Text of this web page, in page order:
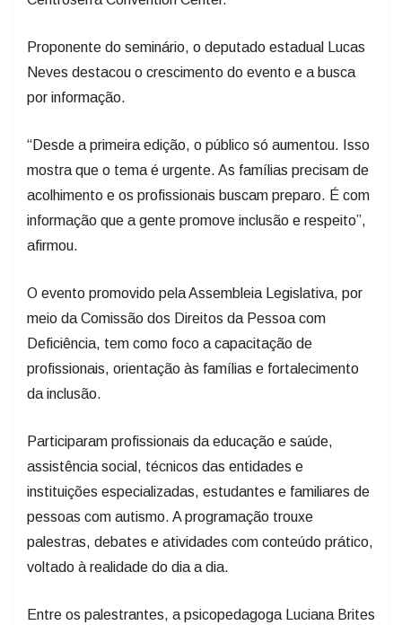
Proponente do seminário, o deputado estadual Lucas
Neves destacou o crescimento do evento e a busca
por informação.
“Desde a primeira edição, o público só aumentou. Isso
mostra que o tema é urgente. As famílias precisam de
acolhimento e os profissionais buscam preparo. É com
informação que a gente promove inclusão e respeito”,
afirmou.
O evento promovido pela Assembleia Legislativa, por
meio da Comissão dos Direitos da Pessoa com
Deficiência, tem como foco a capacitação de
profissionais, orientação às famílias e fortalecimento
da inclusão.
Participaram profissionais da educação e saúde,
assistência social, técnicos das entidades e
instituições especializadas, estudantes e familiares de
pessoas com autismo. A programação trouxe
palestras, debates e atividades com conteúdo prático,
voltado à realidade do dia a dia.
Entre os palestrantes, a psicopedagoga Luciana Brites